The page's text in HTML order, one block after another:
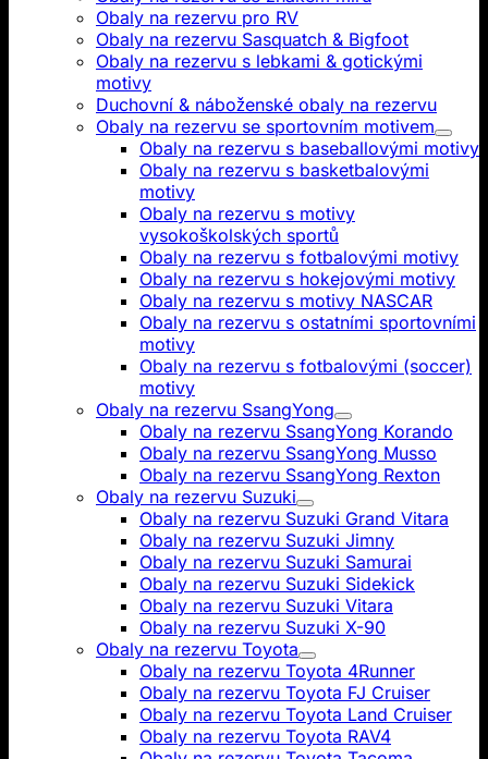
Obaly na rezervu pro RV
Obaly na rezervu Sasquatch & Bigfoot
Obaly na rezervu s lebkami & gotickými
motivy
Duchovní & náboženské obaly na rezervu
Obaly na rezervu se sportovním motivem
Obaly na rezervu s baseballovými motivy
Obaly na rezervu s basketbalovými
motivy
Obaly na rezervu s motivy
vysokoškolských sportů
Obaly na rezervu s fotbalovými motivy
Obaly na rezervu s hokejovými motivy
Obaly na rezervu s motivy NASCAR
Obaly na rezervu s ostatními sportovními
motivy
Obaly na rezervu s fotbalovými (soccer)
motivy
Obaly na rezervu SsangYong
Obaly na rezervu SsangYong Korando
Obaly na rezervu SsangYong Musso
Obaly na rezervu SsangYong Rexton
Obaly na rezervu Suzuki
Obaly na rezervu Suzuki Grand Vitara
Obaly na rezervu Suzuki Jimny
Obaly na rezervu Suzuki Samurai
Obaly na rezervu Suzuki Sidekick
Obaly na rezervu Suzuki Vitara
Obaly na rezervu Suzuki X-90
Obaly na rezervu Toyota
Obaly na rezervu Toyota 4Runner
Obaly na rezervu Toyota FJ Cruiser
Obaly na rezervu Toyota Land Cruiser
Obaly na rezervu Toyota RAV4